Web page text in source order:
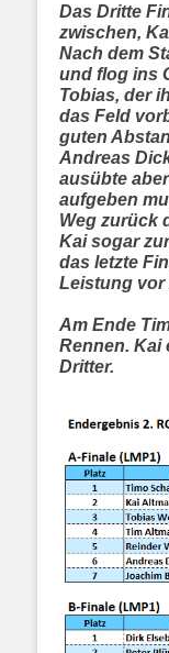
Das Dritte
zwischen,
Nach dem
und flog ins
Tobias, der
das Feld
guten
Andreas
ausübte
aufgeben
Weg zurück
Kai sogar
das letzte
Leistung vor
Am Ende
Rennen. Kai
Dritter.